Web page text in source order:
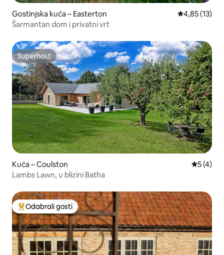
Gostinjska kuća – Easterton Prosječna
4,85 (13)
Šarmantan dom i privatni vrt
Superhost
Superhost
Kuća – Coulston
5 (4)
Lambs Lawn, u blizini Batha
Među najviše rangiranima s oznakom „Odabrali gosti”
Odabrali gosti